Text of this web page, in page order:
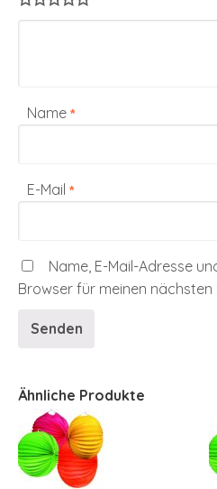
Name *
E-Mail *
Name, E-Mail-Adresse
Browser für meinen
Ähnliche Produkte